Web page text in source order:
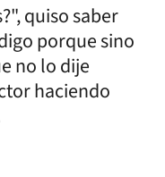
quiso saber
porque sino
no lo dije
haciendo